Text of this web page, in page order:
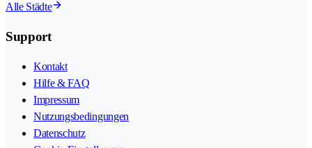
Alle Städte
Support
Kontakt
Hilfe & FAQ
Impressum
Nutzungsbedingungen
Datenschutz